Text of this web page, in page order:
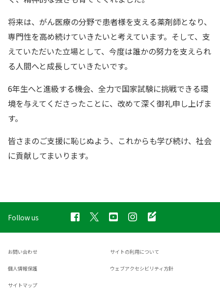
将来は、がん医療の分野で患者様を支える薬剤師となり、
専門性を高め続けていきたいと考えています。そして、支
えていただいた立場として、今度は誰かの努力を支えられ
る人間へと成長していきたいです。
6年生へと進級する機会、全力で国家試験に挑戦できる環
境を与えてくださったことに、改めて深く御礼申し上げま
す。
皆さまのご支援に恥じぬよう、これからも学び続け、社会
に貢献してまいります。
Follow us
お問い合わせ サイトの利用について
個人情報保護 ウェブアクセシビリティ方針
サイトマップ